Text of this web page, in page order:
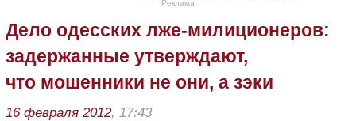
Реклама
Дело одесских лже-милиционеров:
задержанные утверждают,
что мошенники не они, а зэки
16 февраля 2012, 17:43